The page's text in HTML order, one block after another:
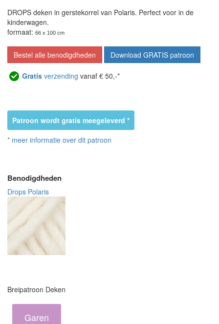
DROPS deken in gerstekorrel van Polaris. Perfect voor in de
kinderwagen.
formaat: 66 x 100 cm
Bestel alle benodigdheden Download GRATIS patroon
Gratis verzending vanaf € 50,-*
Patroon wordt gratis meegeleverd *
* meer informatie over dit patroon
Benodigdheden
Drops Polaris
Breipatroon Deken
Garen